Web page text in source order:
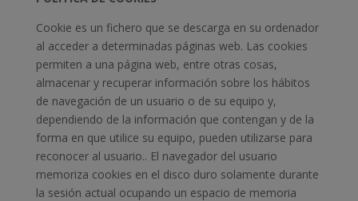
Cookie es un fichero que se descarga en su ordenador
al acceder a determinadas páginas web. Las cookies
permiten a una página web, entre otras cosas,
almacenar y recuperar información sobre los hábitos
de navegación de un usuario o de su equipo y,
dependiendo de la información que contengan y de la
forma en que utilice su equipo, pueden utilizarse para
reconocer al usuario.. El navegador del usuario
memoriza cookies en el disco duro solamente durante
la sesión actual ocupando un espacio de memoria